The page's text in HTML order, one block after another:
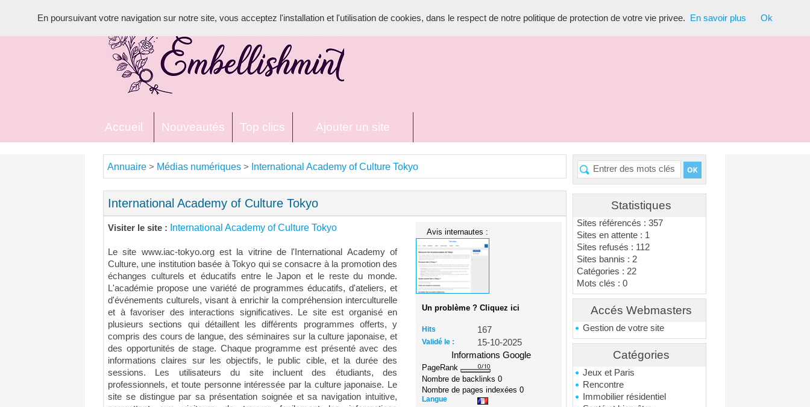
Accueil Nouveautés Top clics Ajouter un site
Statistiques
Sites référencés : 357
Sites en attente : 1
Sites refusés : 112
Sites bannis : 2
Catégories : 22
Mots clés : 0
Accés Webmasters
Gestion de votre site
Catégories
Jeux et Paris
Rencontre
Immobilier résidentiel
Annuaire > Médias numériques > International Academy of Culture Tokyo
International Academy of Culture Tokyo
Visiter le site : International Academy of Culture Tokyo
Le site www.iac-tokyo.org est la vitrine de l'International Academy of
Culture, une institution basée à Tokyo qui se consacre à la promotion des
échanges culturels et éducatifs entre le Japon et le reste du monde.
L'académie propose une variété de programmes éducatifs, d'ateliers, et
d'événements culturels, visant à enrichir la compréhension interculturelle
et à favoriser des interactions significatives. Le site est organisé en
plusieurs sections qui détaillent les différents programmes offerts, y
compris des cours de langue, des séminaires sur la culture japonaise, et
des opportunités de stage. Chaque programme est présenté avec des
informations claires sur les objectifs, le public cible, et la durée des
sessions. Les utilisateurs du site incluent des étudiants, des
professionnels, et toute personne intéressée par la culture japonaise. Le
site se distingue par sa présentation soignée et sa navigation intuitive,
Avis internautes :
Un problème ? Cliquez ici
Hits 167
Validé le :
15-10-2025
Informations Google
PageRank
Nombre de backlinks0
Nombre de pages indexées0
Langue
En poursuivant votre navigation sur notre site, vous acceptez l'installation et l'utilisation de cookies, dans le respect de notre politique de protection de votre vie privee. En savoir plus Ok